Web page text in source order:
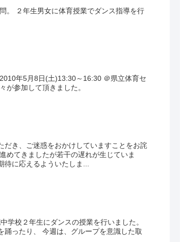
。 ２年生男女に体育授業でダンス指導を行
年5月8日(土)13:30～16:30 ＠県立体育セ
が参加して頂きました。
だき、ご迷惑をおかけしていますことをお詫
めてきましたが若干の遅れが生じていま
に応えるよういたしま...
学校２年生にダンスの授業を行いました。
ったり、 今週は、グループを意識した取